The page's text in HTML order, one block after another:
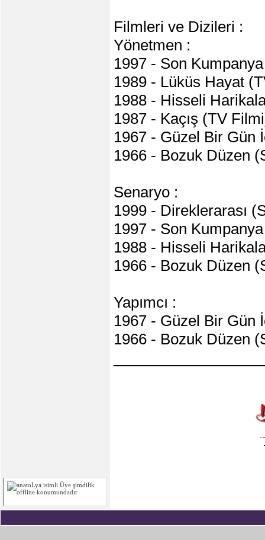
Filmleri ve Dizileri :
Yönetmen :
1997 - Son
1989 - Lüküs Hayat
1988 - Hisseli
1987 - Kaçış (TV
1967 - Güzel Bir Gün
1966 - Bozuk Düzen
Senaryo :
1999 - Direklerarası
1997 - Son
1988 - Hisseli
1966 - Bozuk Düzen
Yapımcı :
1967 - Güzel Bir Gün
1966 - Bozuk Düzen